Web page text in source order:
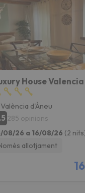
House
València d'Àneu
285 opinions
08/26 a 16/08/26 (2
allotjament